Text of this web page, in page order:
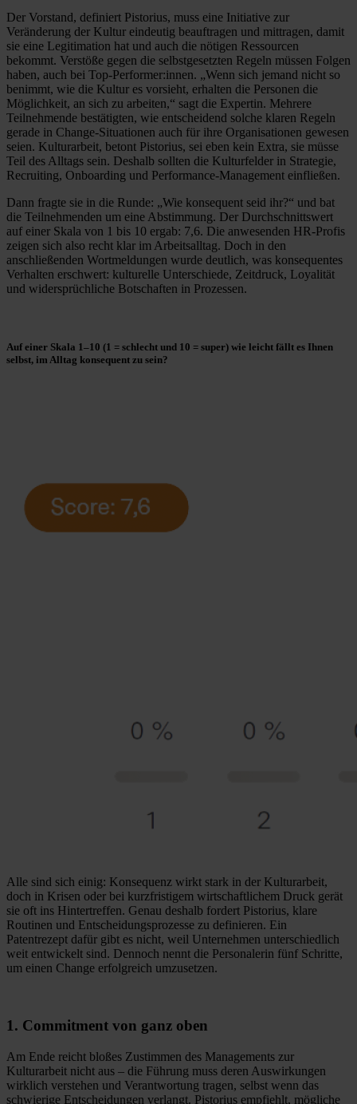
Der Vorstand, definiert Pistorius, muss eine Initiative zur
Veränderung der Kultur eindeutig beauftragen und mittragen, damit
sie eine Legitimation hat und auch die nötigen Ressourcen
bekommt. Verstöße gegen die selbstgesetzten Regeln müssen Folgen
haben, auch bei Top-Performer:innen. „Wenn sich jemand nicht so
benimmt, wie die Kultur es vorsieht, erhalten die Personen die
Möglichkeit, an sich zu arbeiten,“ sagt die Expertin. Mehrere
Teilnehmende bestätigten, wie entscheidend solche klaren Regeln
gerade in Change-Situationen auch für ihre Organisationen gewesen
seien. Kulturarbeit, betont Pistorius, sei eben kein Extra, sie müsse
Teil des Alltags sein. Deshalb sollten die Kulturfelder in Strategie,
Recruiting, Onboarding und Performance-Management einfließen.
Dann fragte sie in die Runde: „Wie konsequent seid ihr?“ und bat
die Teilnehmenden um eine Abstimmung. Der Durchschnittswert
auf einer Skala von 1 bis 10 ergab: 7,6. Die anwesenden HR-Profis
zeigen sich also recht klar im Arbeitsalltag. Doch in den
anschließenden Wortmeldungen wurde deutlich, was konsequentes
Verhalten erschwert: kulturelle Unterschiede, Zeitdruck, Loyalität
und widersprüchliche Botschaften in Prozessen.
Auf einer Skala 1–10 (1 = schlecht und 10 = super) wie leicht fällt es Ihnen
selbst, im Alltag konsequent zu sein?
Alle sind sich einig: Konsequenz wirkt stark in der Kulturarbeit,
doch in Krisen oder bei kurzfristigem wirtschaftlichem Druck gerät
sie oft ins Hintertreffen. Genau deshalb fordert Pistorius, klare
Routinen und Entscheidungsprozesse zu definieren. Ein
Patentrezept dafür gibt es nicht, weil Unternehmen unterschiedlich
weit entwickelt sind. Dennoch nennt die Personalerin fünf Schritte,
um einen Change erfolgreich umzusetzen.
1. Commitment von ganz oben
Am Ende reicht bloßes Zustimmen des Managements zur
Kulturarbeit nicht aus – die Führung muss deren Auswirkungen
wirklich verstehen und Verantwortung tragen, selbst wenn das
schwierige Entscheidungen verlangt. Pistorius empfiehlt, mögliche